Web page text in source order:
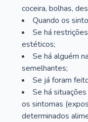
coceira, bolhas,
Quando os
Se há
estéticos;
Se há alguém
semelhantes;
Se já foram
Se há
os sintomas
determinados